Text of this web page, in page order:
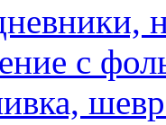
с